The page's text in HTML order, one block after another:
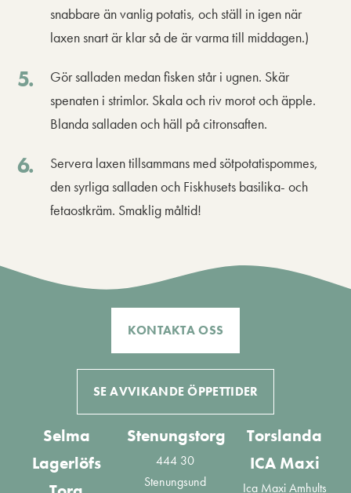
snabbare än vanlig potatis, och ställ in igen när
laxen snart är klar så de är varma till middagen.)
Gör salladen medan fisken står i ugnen. Skär
spenaten i strimlor. Skala och riv morot och äpple.
Blanda salladen och häll på citronsaften.
Servera laxen tillsammans med sötpotatispommes,
den syrliga salladen och Fiskhusets basilika- och
fetaostkräm. Smaklig måltid!
KONTAKTA OSS
SE AVVIKANDE ÖPPETTIDER
Selma
Lagerlöfs
Stenungstorg
444 30
Stenungsund
Torslanda
ICA Maxi
Ica Maxi Amhults